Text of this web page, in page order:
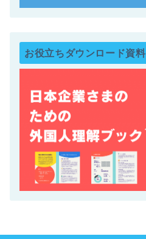
お役立ちダウンロード資料